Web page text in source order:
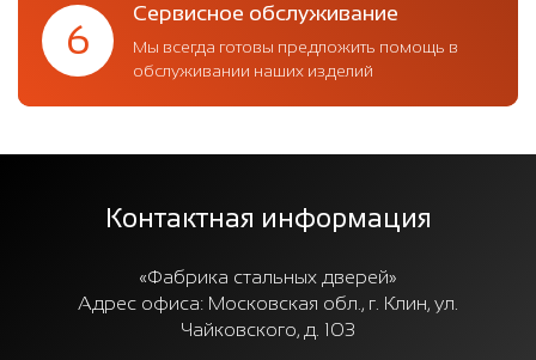
6
Сервисное обслуживание
Мы всегда готовы предложить помощь в
обслуживании наших изделий
Контактная информация
«Фабрика стальных дверей»
Адрес офиса: Московская обл., г. Клин, ул.
Чайковского, д. 103